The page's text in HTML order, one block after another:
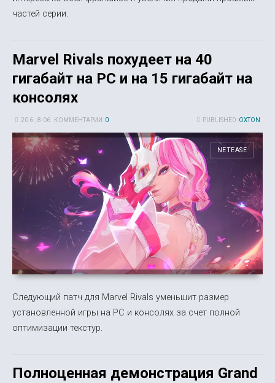
частей серии.
Marvel Rivals похудеет на 40
гигабайт на PC и на 15 гигабайт на
консолях
PUBLISHED: OXTON
20 6-, 8-06 КОММЕНТАРИИ: 0
NETEASE
Следующий патч для Marvel Rivals уменьшит размер
установленной игры на PC и консолях за счет полной
оптимизации текстур.
Полноценная демонстрация Grand